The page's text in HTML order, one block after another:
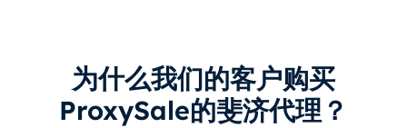
为什么我们的客户购买
ProxySale的斐济代理？